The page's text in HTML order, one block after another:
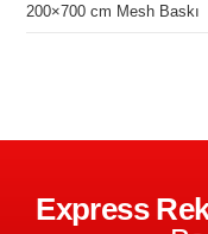
200×700 cm Mesh Baskı
Express